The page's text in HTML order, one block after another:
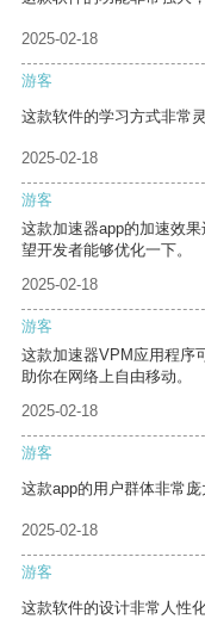
2025-02-18
游客
这款软件的学习方式非常
2025-02-18
游客
这款加速器app的加速效
望开发者能够优化一下。
2025-02-18
游客
这款加速器VPM应用程序
助你在网络上自由移动。
2025-02-18
游客
这款app的用户群体非常
2025-02-18
游客
这款软件的设计非常人性